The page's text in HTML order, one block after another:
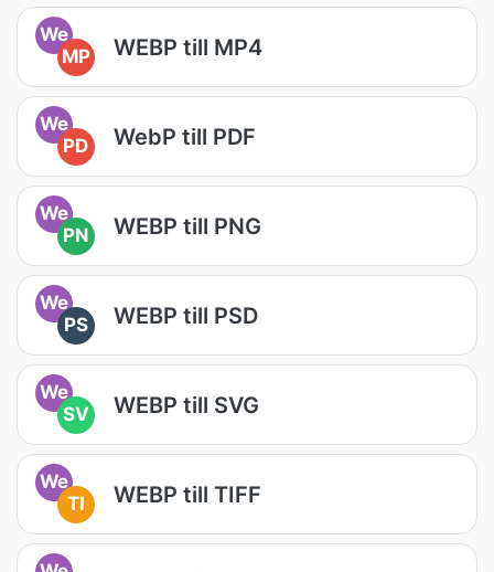
We
MP
WEBP till MP4
We
PD
WebP till PDF
We
PN
WEBP till PNG
We
PS
WEBP till PSD
We
SV
WEBP till SVG
We
TI
WEBP till TIFF